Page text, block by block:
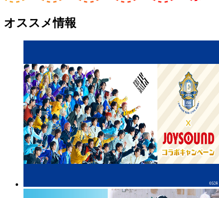
オススメ情報